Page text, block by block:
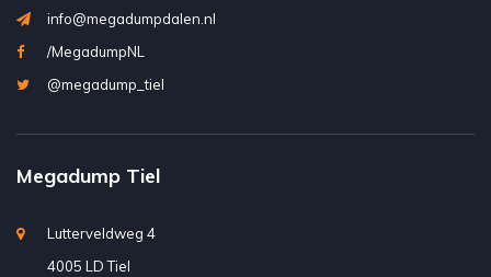
info@megadumpdalen.nl
/MegadumpNL
@megadump_tiel
Megadump Tiel
Lutterveldweg 4
4005 LD Tiel